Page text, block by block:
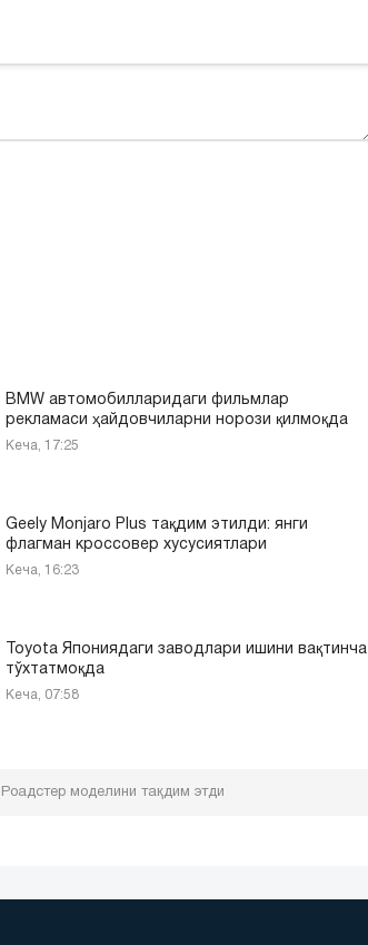
BMW автомобилларидаги фильмлар
рекламаси ҳайдовчиларни норози қилмоқда
Кеча, 17:25
Geely Monjaro Plus тақдим этилди: янги
флагман кроссовер хусусиятлари
Кеча, 16:23
Toyota Япониядаги заводлари ишини вақтинча
тўхтатмоқда
Кеча, 07:58
моделини тақдим этди